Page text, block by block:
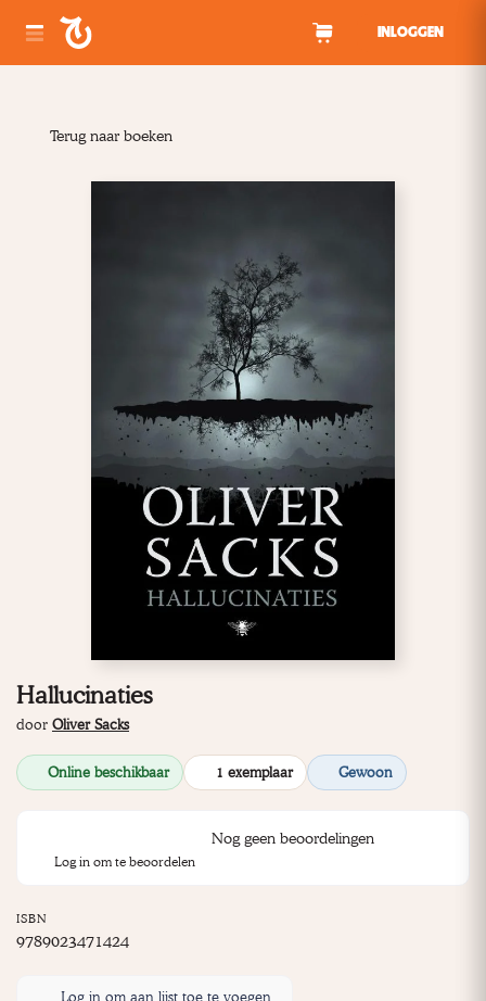
INLOGGEN
Terug naar boeken
Hallucinaties
door Oliver Sacks
Online beschikbaar 1 exemplaar Gewoon
Nog geen beoordelingen
Log in om te beoordelen
ISBN
9789023471424
Log in om aan lijst toe te voegen